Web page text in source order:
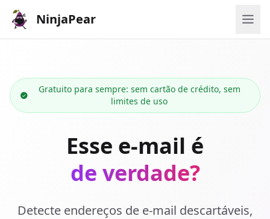
NinjaPear
Gratuito para sempre: sem cartão de crédito, sem
limites de uso
Esse e-mail é
de verdade?
Detecte endereços de e-mail descartáveis,